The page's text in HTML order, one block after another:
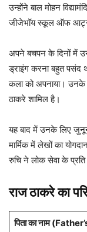
उन्होंने बाल मोहन
जीजेभॉय स्कूल ऑफ
अपने बचपन के दिनों में
ड्राइंग करना बहुत पसंद
कला को अपनाया। उनके
ठाकरे शामिल है।
यह बाद में उनके लिए
मार्मिक में लेखों का
रुचि ने लोक सेवा के
राज ठाकरे का
पिता का नाम